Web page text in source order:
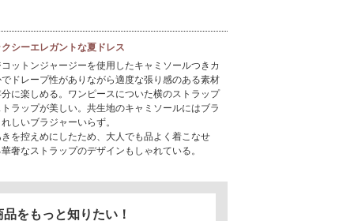
シーエレガントな夏ドレス
ットンジャージーを使用したキャミソールつきカ
ドレープ性がありながら適度な張り感のある素材
に楽しめる。ワンピースについた横のストラップ
ラップが美しい。共生地のキャミソールにはブラ
しいブラジャーいらず。
を控えめにしたため、大人でも品よく着こなせ
奢なストラップのデザインもしゃれている。
品をもっと知りたい！